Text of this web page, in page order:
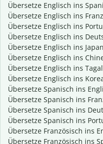
Übersetze Englisch ins
Übersetze Englisch ins
Übersetze Englisch ins
Übersetze Englisch ins
Übersetze Englisch ins
Übersetze Englisch ins
Übersetze Englisch ins
Übersetze Englisch ins
Übersetze Spanisch ins
Übersetze Spanisch ins
Übersetze Spanisch ins
Übersetze Spanisch ins
Übersetze Französisch ins
Übersetze Französisch ins